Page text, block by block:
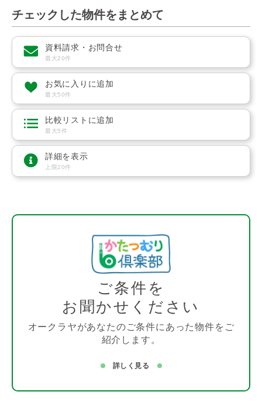
チェックした物件をまとめて
資料請求・お問合せ
最大20件
お気に入りに追加
最大50件
比較リストに追加
最大5件
詳細を表示
上限20件
ご条件を
お聞かせください
オークラヤがあなたのご条件にあった物件をご
紹介します。
詳しく見る